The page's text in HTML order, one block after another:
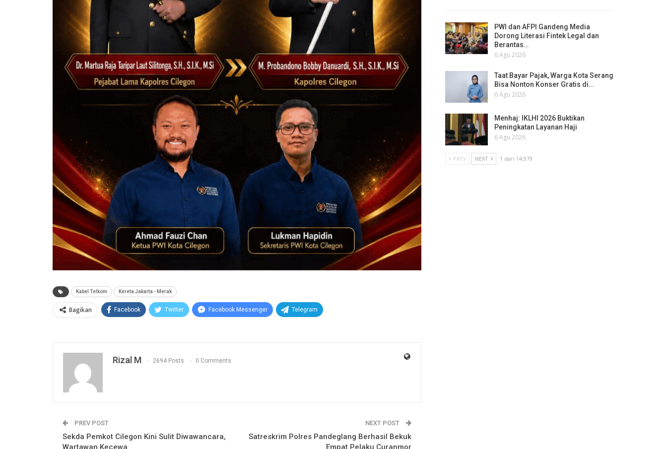
Kabel Telkom Kereta Jakarta - Merak
Bagikan Facebook Twitter Facebook Messenger Telegram
Rizal M 2694 Posts 0 Comments
PREV POST
Sekda Pemkot Cilegon Kini Sulit Diwawancara,
Wartawan Kecewa
NEXT POST
Satreskrim Polres Pandeglang Berhasil Bekuk
Empat Pelaku Curanmor
PWI dan AFPI Gandeng Media
Dorong Literasi Fintek Legal dan
Berantas…
6 Agu 2026
Taat Bayar Pajak, Warga Kota Serang
Bisa Nonton Konser Gratis di…
6 Agu 2026
Menhaj: IKLHI 2026 Buktikan
Peningkatan Layanan Haji
6 Agu 2026
PREV NEXT 1 dari 14,979